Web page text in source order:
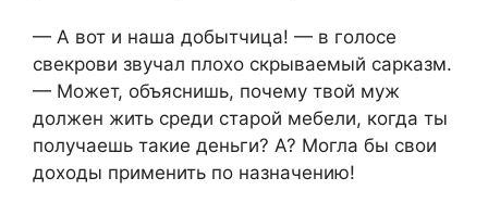
— А вот и наша добытчица! — в голосе
свекрови звучал плохо скрываемый сарказм.
— Может, объяснишь, почему твой муж
должен жить среди старой мебели, когда ты
получаешь такие деньги? А? Могла бы свои
доходы применить по назначению!